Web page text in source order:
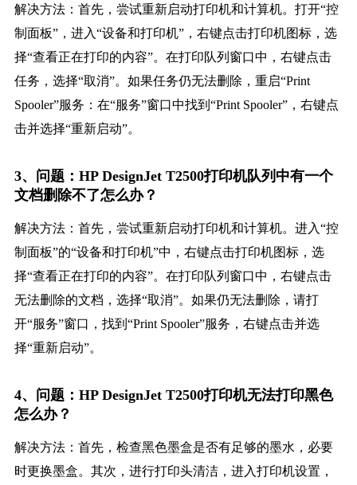
解决方法：首先，尝试重新启动打印机和计算机。打开“控
制面板”，进入“设备和打印机”，右键点击打印机图标，选
择“查看正在打印的内容”。在打印队列窗口中，右键点击
任务，选择“取消”。如果任务仍无法删除，重启“Print
Spooler”服务：在“服务”窗口中找到“Print Spooler”，右键点
击并选择“重新启动”。
3、问题：HP DesignJet T2500打印机队列中有一个
文档删除不了怎么办？
解决方法：首先，尝试重新启动打印机和计算机。进入“控
制面板”的“设备和打印机”中，右键点击打印机图标，选
择“查看正在打印的内容”。在打印队列窗口中，右键点击
无法删除的文档，选择“取消”。如果仍无法删除，请打
开“服务”窗口，找到“Print Spooler”服务，右键点击并选
择“重新启动”。
4、问题：HP DesignJet T2500打印机无法打印黑色
怎么办？
解决方法：首先，检查黑色墨盒是否有足够的墨水，必要
时更换墨盒。其次，进行打印头清洁，进入打印机设置，